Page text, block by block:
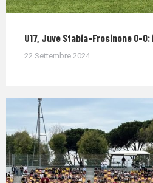
U17, Juve Stabia-Frosinone 0-
22 Settembre 2024